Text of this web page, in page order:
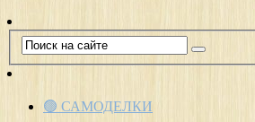
🟢 САМОДЕЛКИ